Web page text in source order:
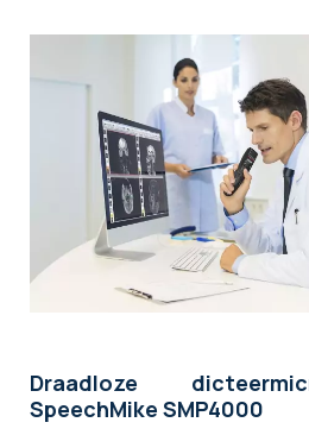
Draadloze
SpeechMike SMP4000